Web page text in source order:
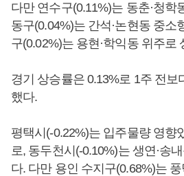
다만 연수구(0.11%)는 동춘·청학
동구(0.04%)는 간석·논현동 중소
구(0.02%)는 용현·학익동 위주로
경기 상승률은 0.13%로 1주 전보
했다.
평택시(-0.22%)는 입주물량 영향
로, 동두천시(-0.10%)는 생연·송
다. 다만 용인 수지구(0.68%)는 풍